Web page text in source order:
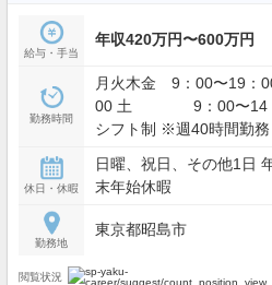
給与・手当
年収420万円〜600万円
勤務時間
月火木金 9：00〜
00 土 9：00〜14：00 上記営業時間
シフト制 ※週40時間勤務
休日・休暇
日曜、祝日、その他1日
末年始休暇
勤務地
東京都昭島市
閲覧状況